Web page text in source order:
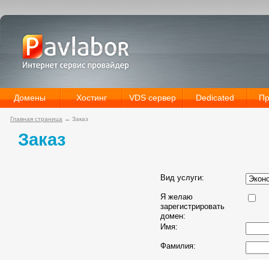
Домены Хостинг VDS сервер Dedicated
Главная страница → Заказ
Заказ
Вид услуги:
Я желаю
зарегистрировать
домен:
Имя:
Фамилия: